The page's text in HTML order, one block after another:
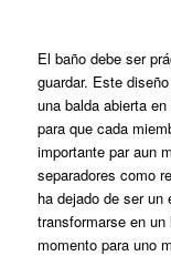
El baño debe ser
guardar. Este
una balda abierta
para que cada
importante par aun
separadores como
ha dejado de ser
transformarse en
momento para uno